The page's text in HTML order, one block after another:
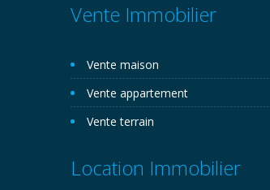
Vente Immobilier
Vente maison
Vente appartement
Vente terrain
Location Immobilier